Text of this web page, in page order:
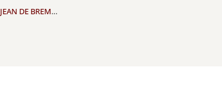
JEAN DE BREM…